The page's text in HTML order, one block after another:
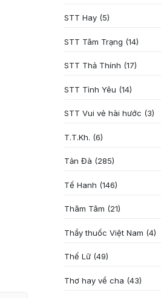
STT Hay (5)
STT Tâm Trạng (14)
STT Thả Thính (17)
STT Tình Yêu (14)
STT Vui vẻ hài hước (3)
T.T.Kh. (6)
Tản Đà (285)
Tế Hanh (146)
Thâm Tâm (21)
Thầy thuốc Việt Nam (4)
Thế Lữ (49)
Thơ hay về cha (43)